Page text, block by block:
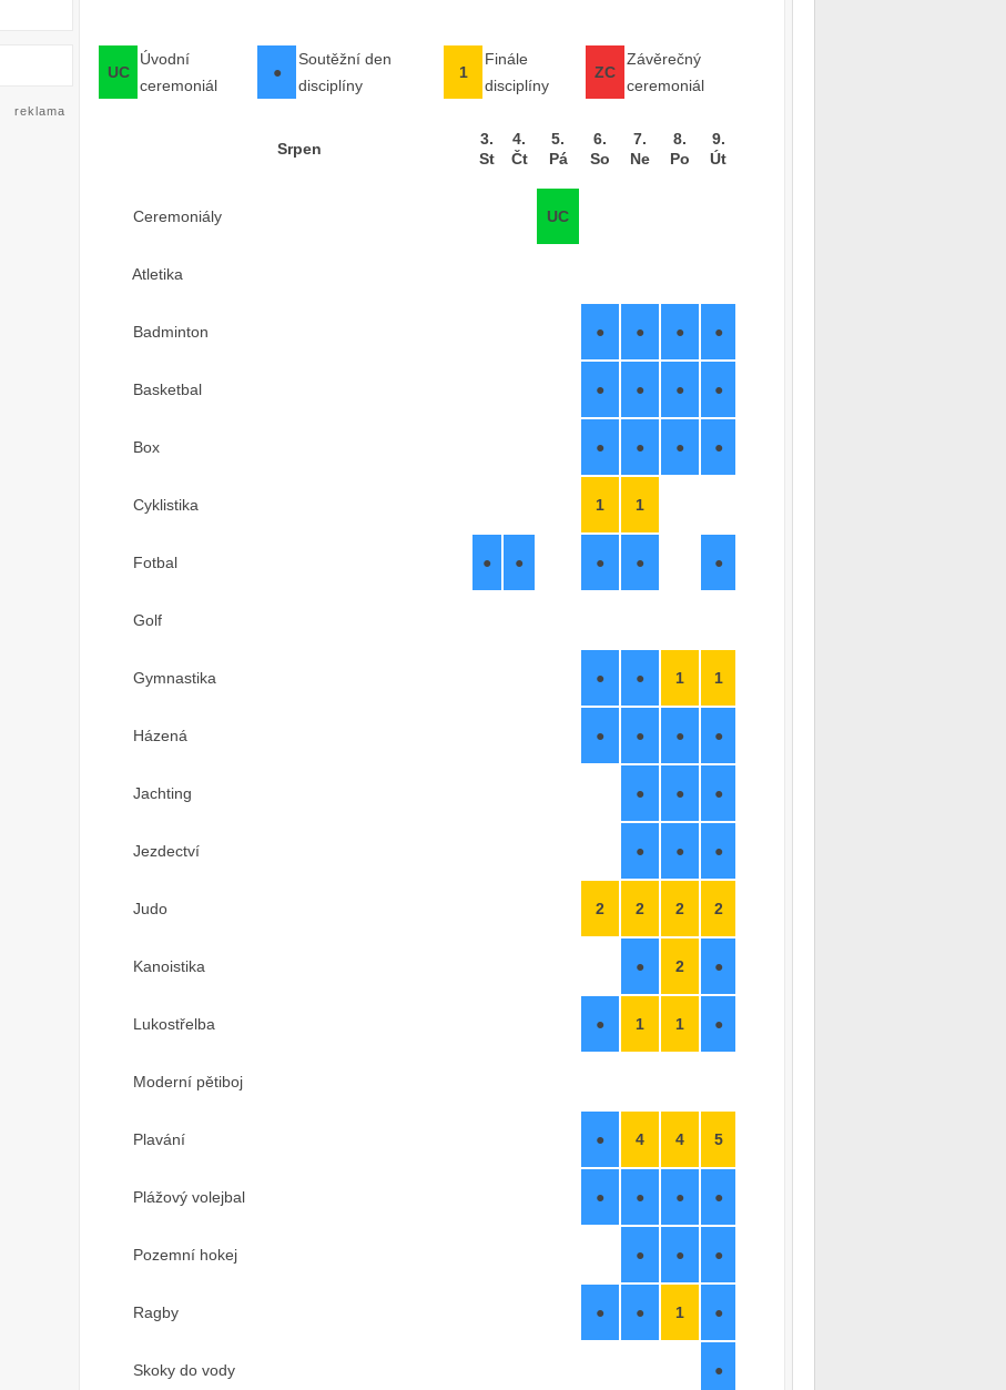
reklama
UC
Úvodní
ceremoniál
●
Soutěžní den
disciplíny
1
Finále
disciplíny
ZC
Závěrečný
ceremoniál
Srpen
3.
St
4.
Čt
5.
Pá
6.
So
7.
Ne
8.
Po
9.
Út
Ceremoniály UC
Atletika
Badminton ● ● ● ●
Basketbal ● ● ● ●
Box ● ● ● ●
Cyklistika 1 1
Fotbal ● ● ● ● ●
Golf
Gymnastika ● ● 1 1
Házená ● ● ● ●
Jachting ● ● ●
Jezdectví ● ● ●
Judo 2 2 2 2
Kanoistika ● 2 ●
Lukostřelba ● 1 1 ●
Moderní pětiboj
Plavání ● 4 4 5
Plážový volejbal ● ● ● ●
Pozemní hokej ● ● ●
Ragby ● ● 1 ●
Skoky do vody ●